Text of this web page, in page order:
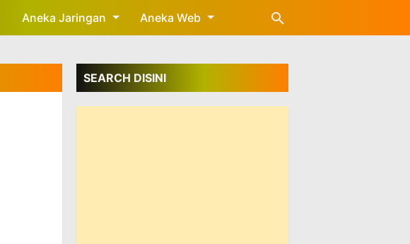
Aneka Jaringan Aneka Web
SEARCH DISINI